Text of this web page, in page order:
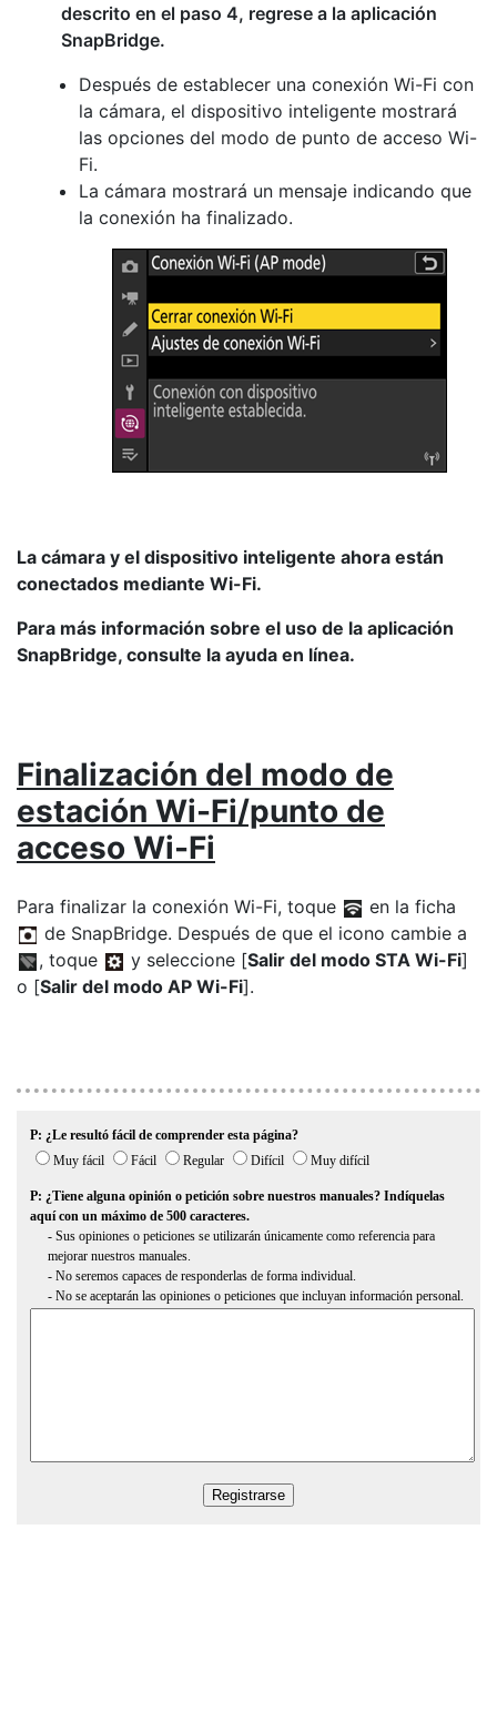
descrito en el paso 4, regrese a la aplicación
SnapBridge.
Después de establecer una conexión Wi-Fi con
la cámara, el dispositivo inteligente mostrará
las opciones del modo de punto de acceso Wi-
Fi.
La cámara mostrará un mensaje indicando que
la conexión ha finalizado.
La cámara y el dispositivo inteligente ahora están
conectados mediante Wi-Fi.
Para más información sobre el uso de la aplicación
SnapBridge, consulte la ayuda en línea.
Finalización del modo de
estación Wi-Fi/punto de
acceso Wi-Fi
Para finalizar la conexión Wi-Fi, toque
en la ficha
de SnapBridge. Después de que el icono cambie a
, toque
y seleccione [Salir del modo STA Wi-Fi]
o [Salir del modo AP Wi-Fi].